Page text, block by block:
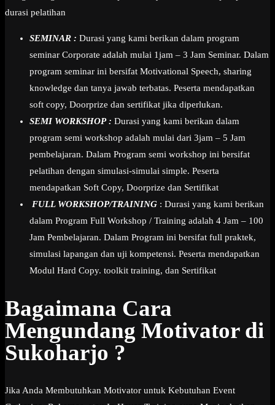
durasi pelatihan
SEMINAR : Durasi yang kami berikan dalam program
seminar Corporate adalah mulai 1jam – 3 Jam Seminar. Dalam
program seminar ini bersifat Motivational Speech, sharing
knowledge dan tanya jawab terbatas. Peserta mendapatkan
soft copy, Doorprize dan sertifikat jika diperlukan.
SEMI WORKSHOP : Durasi yang kami berikan dalam
program semi workshop adalah mulai dari 3jam – 5 Jam
pembelajaran. Dalam Program semi workshop ini bersifat
pelatihan dengan simulasi-simulai simple. Peserta
mendapatkan Soft Copy, Doorprize dan Sertifikat
FULL WORKSHOP/TRAINING : Durasi yang kami berikan
dalam Program Full Workshop / Training adalah 4 Jam – 100
Jam Pembelajaran. Dalam Program ini bersifat full praktek,
simulasi lapangan dan uji kompetensi. Peserta mendapatkan
Modul Hard Copy. toolkit training, dan Sertifikat
Bagaimana Cara
Mengundang Motivator di
Sukoharjo ?
Jika Anda Membutuhkan Motivator untuk Kebutuhan Event